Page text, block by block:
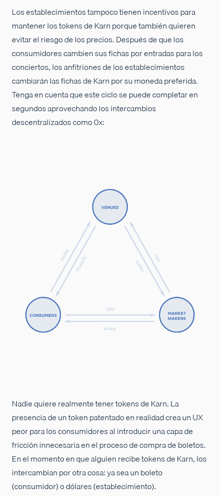
Los establecimientos tampoco tienen incentivos para
mantener los tokens de Karn porque también quieren
evitar el riesgo de los precios. Después de que los
consumidores cambien sus fichas por entradas para los
conciertos, los anfitriones de los establecimientos
cambiarán las fichas de Karn por su moneda preferida.
Tenga en cuenta que este ciclo se puede completar en
segundos aprovechando los intercambios
descentralizados como 0x:
Nadie quiere realmente tener tokens de Karn. La
presencia de un token patentado en realidad crea un UX
peor para los consumidores al introducir una capa de
fricción innecesaria en el proceso de compra de boletos.
En el momento en que alguien recibe tokens de Karn, los
intercambian por otra cosa: ya sea un boleto
(consumidor) o dólares (establecimiento).